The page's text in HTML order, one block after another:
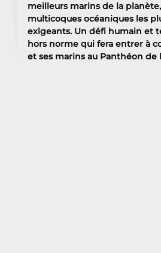
meilleurs marins de la
multicoques océaniques les
exigeants. Un défi humain et
hors norme qui fera entrer à
et ses marins au Panthéon de